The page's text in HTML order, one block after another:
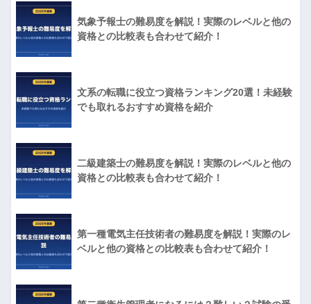
気象予報士の難易度を解説！実際のレベルと他の
資格との比較表も合わせて紹介！
文系の転職に役立つ資格ランキング20選！未経験
でも取れるおすすめ資格を紹介
二級建築士の難易度を解説！実際のレベルと他の
資格との比較表も合わせて紹介！
第一種電気主任技術者の難易度を解説！実際のレ
ベルと他の資格との比較表も合わせて紹介！